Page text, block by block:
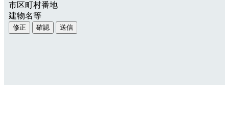
市区町村番地
建物名等
修正 確認 送信